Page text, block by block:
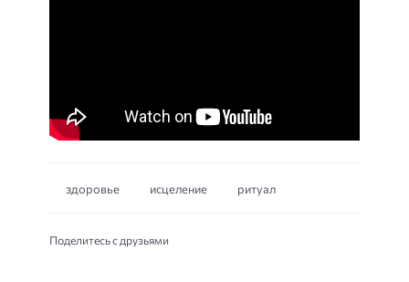
здоровье исцеление ритуал
Поделитесь с друзьями